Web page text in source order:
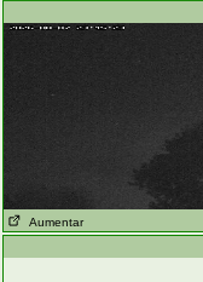
Aumentar